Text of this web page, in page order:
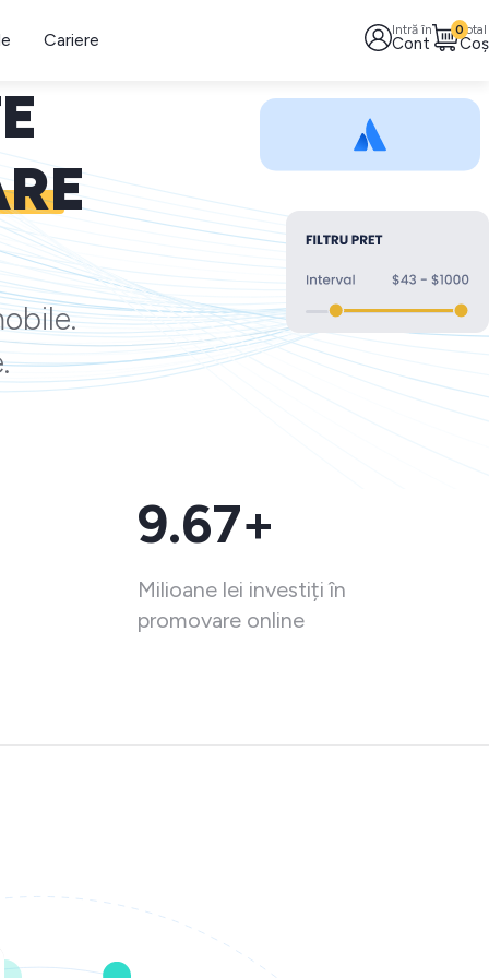
Cariere Intră în
Cont
Total
Coș
0
9.67+
Milioane lei investiți în
promovare online